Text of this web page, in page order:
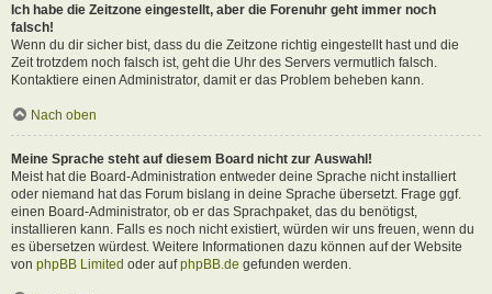
Ich habe die Zeitzone eingestellt, aber die Forenuhr geht immer noch
falsch!
Wenn du dir sicher bist, dass du die Zeitzone richtig eingestellt hast und die
Zeit trotzdem noch falsch ist, geht die Uhr des Servers vermutlich falsch.
Kontaktiere einen Administrator, damit er das Problem beheben kann.
Nach oben
Meine Sprache steht auf diesem Board nicht zur Auswahl!
Meist hat die Board-Administration entweder deine Sprache nicht installiert
oder niemand hat das Forum bislang in deine Sprache übersetzt. Frage ggf.
einen Board-Administrator, ob er das Sprachpaket, das du benötigst,
installieren kann. Falls es noch nicht existiert, würden wir uns freuen, wenn du
es übersetzen würdest. Weitere Informationen dazu können auf der Website
von phpBB Limited oder aufphpBB.de gefunden werden.